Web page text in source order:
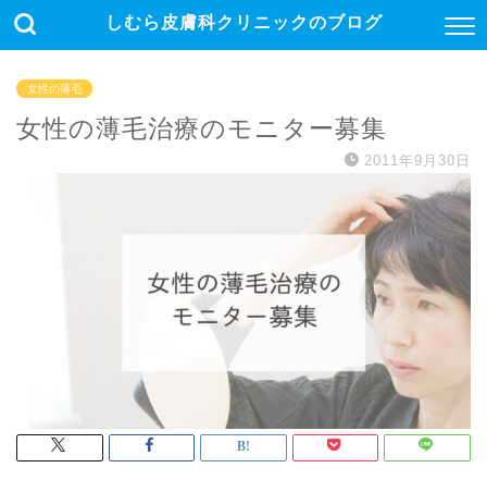
しむら皮膚科クリニックのブログ
女性の薄毛
女性の薄毛治療のモニター募集
2011年9月30日